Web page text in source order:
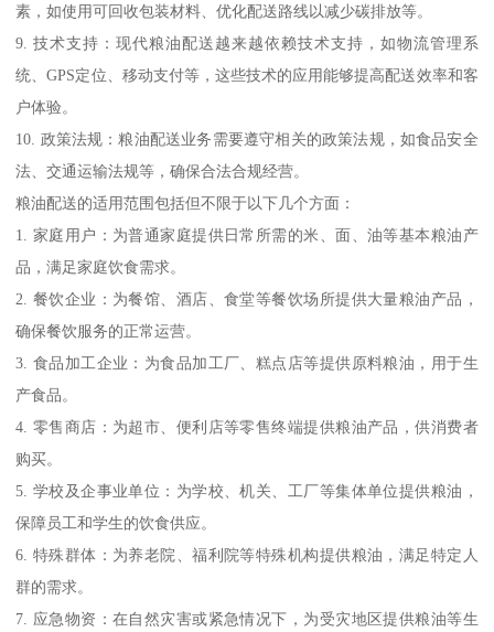
素，如使用可回收包装材料、优化配送路线以减少碳排放等。
9. 技术支持：现代粮油配送越来越依赖技术支持，如物流管理系
统、GPS定位、移动支付等，这些技术的应用能够提高配送效率和客
户体验。
10. 政策法规：粮油配送业务需要遵守相关的政策法规，如食品安全
法、交通运输法规等，确保合法合规经营。
粮油配送的适用范围包括但不限于以下几个方面：
1. 家庭用户：为普通家庭提供日常所需的米、面、油等基本粮油产
品，满足家庭饮食需求。
2. 餐饮企业：为餐馆、酒店、食堂等餐饮场所提供大量粮油产品，
确保餐饮服务的正常运营。
3. 食品加工企业：为食品加工厂、糕点店等提供原料粮油，用于生
产食品。
4. 零售商店：为超市、便利店等零售终端提供粮油产品，供消费者
购买。
5. 学校及企事业单位：为学校、机关、工厂等集体单位提供粮油，
保障员工和学生的饮食供应。
6. 特殊群体：为养老院、福利院等特殊机构提供粮油，满足特定人
群的需求。
7. 应急物资：在自然灾害或紧急情况下，为受灾地区提供粮油等生